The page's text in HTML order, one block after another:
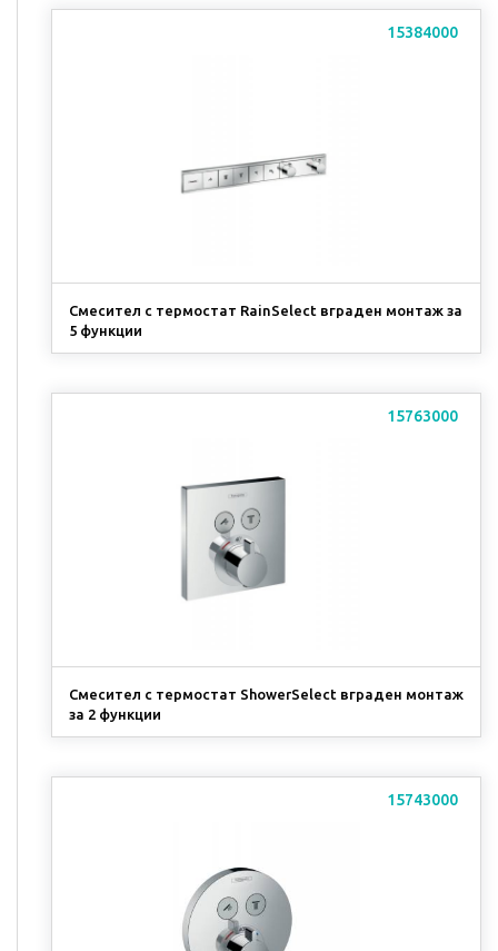
15384000
Смесител с термостат RainSelect вграден монтаж за
5 функции
15763000
Смесител с термостат ShowerSelect вграден монтаж
за 2 функции
15743000